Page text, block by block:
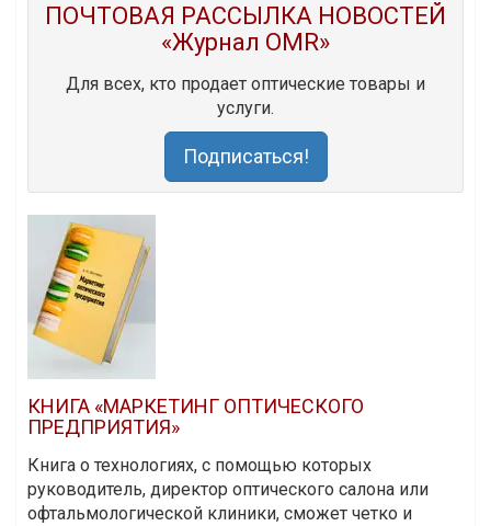
ПОЧТОВАЯ РАССЫЛКА НОВОСТЕЙ
«Журнал OMR»
Для всех, кто продает оптические товары и
услуги.
Подписаться!
КНИГА «МАРКЕТИНГ ОПТИЧЕСКОГО
ПРЕДПРИЯТИЯ»
Книга о технологиях, с помощью которых
руководитель, директор оптического салона или
офтальмологической клиники, сможет четко и